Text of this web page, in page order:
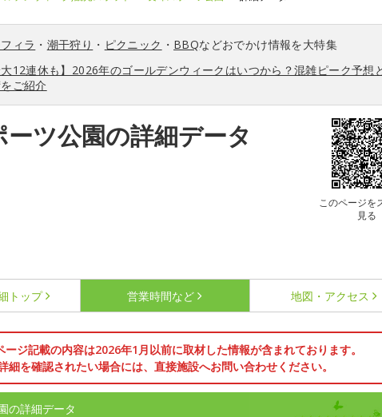
ィラ ・ 潮干狩り ・ ピクニック ・ BBQなどおでかけ情報を大特集
大12連休も】2026年のゴールデンウィークはいつから？混雑ピーク予想
ご紹介
ツ公園の詳細データ
このページを
見る
トップ 営業時間など 地図・アクセス
ジ記載の内容は2026年1月以前に取材した情報が含まれております。
細を確認されたい場合には、直接施設へお問い合わせください。
の詳細データ